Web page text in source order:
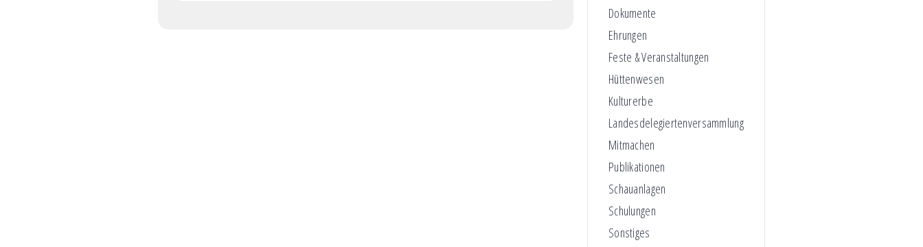
Dokumente
Ehrungen
Feste & Veranstaltungen
Hüttenwesen
Kulturerbe
Landesdelegiertenversammlung
Mitmachen
Publikationen
Schauanlagen
Schulungen
Sonstiges